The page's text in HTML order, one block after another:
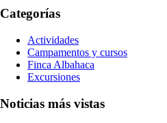
Categorías
Actividades
Campamentos y cursos
Finca Albahaca
Excursiones
Noticias más vistas